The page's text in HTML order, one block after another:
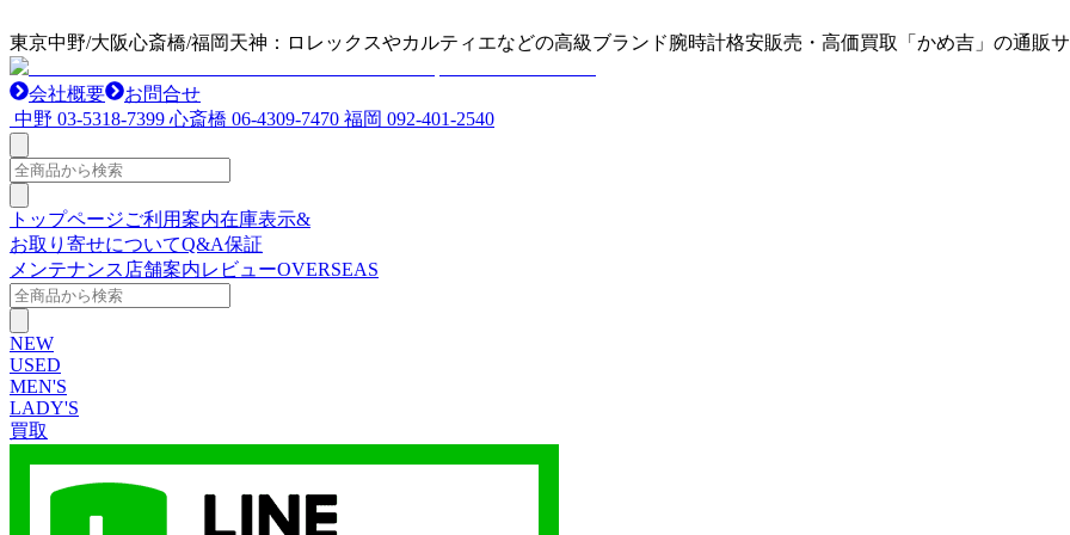
東京中野/大阪心斎橋/福岡天神：ロレックスやカルティエなどの高級ブランド腕時計格安販売・高価買取「かめ吉」の通販
会社概要
お問合せ
中野 03-5318-7399 心斎橋 06-4309-7470 福岡 092-401-2540
トップページご利用案内在庫表示&
お取り寄せについてQ&A保証
メンテナンス 店舗案内レビューOVERSEAS
NEW
USED
MEN'S
LADY'S
買取